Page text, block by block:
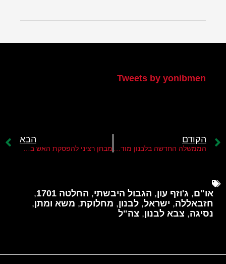
Tweets by yonibmen
הקודם
הממשלה החדשה בלבנון מודאגת מהמשך נוכחות צה"ל בדרום לבנון
הבא
מבחן רציני להפסקת האש בדרום לבנון
או"ם, ג'וזף עון, הגבול היבשתי, החלטה 1701
,
חזבאללה, ישראל, לבנון, מחלוקת, משא ומתן,
נסיגה, צבא לבנון, צה"ל